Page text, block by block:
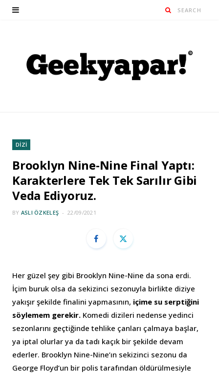
DİZİ
Brooklyn Nine-Nine Final Yaptı:
Karakterlere Tek Tek Sarılır Gibi
Veda Ediyoruz.
BY ASLI ÖZKELEŞ 22/09/2021
Her güzel şey gibi Brooklyn Nine-Nine da sona erdi.
İçim buruk olsa da sekizinci sezonuyla birlikte diziye
yakışır şekilde finalini yapmasının, içime su serptiğini
söylemem gerekir. Komedi dizileri nedense yedinci
sezonlarını geçtiğinde tehlike çanları çalmaya başlar,
ya iptal olurlar ya da tadı kaçık bir şekilde devam
ederler. Brooklyn Nine-Nine’ın sekizinci sezonu da
George Floyd’un bir polis tarafından öldürülmesiyle